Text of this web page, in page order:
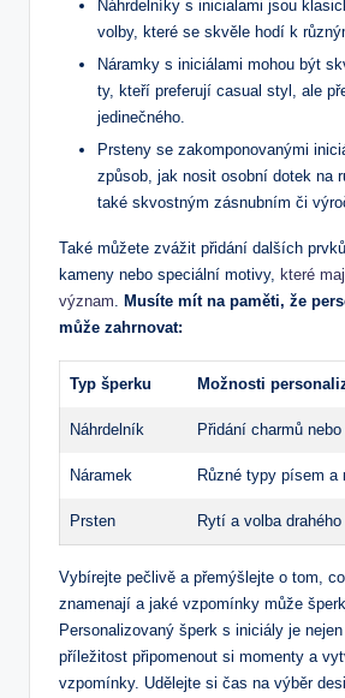
Náhrdelníky s inicialami jsou
volby, které se skvěle hodí k
Náramky s iniciálami mohou být
ty, kteří preferují casual styl, ale
jedinečného.
Prsteny se zakomponovanými
způsob, jak nosit osobní dotek na
také skvostným zásnubním či
Také můžete zvážit přidání dalších
kameny nebo speciální motivy, které
význam
Musíte mít na paměti, že
může zahrnovat:
Typ šperku Možnosti
Náhrdelník Přidání charmů
Náramek Různé typy písem a
Prsten Rytí a volba
Vybírejte pečlivě a přemýšlejte o tom,
znamenají a jaké vzpomínky může
Personalizovaný šperk s iniciály je
příležitost připomenout si momenty a
vzpomínky. Udělejte si čas na výběr